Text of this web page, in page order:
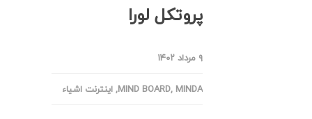
پروتکل لورا
۹ مرداد ۱۴۰۲
MIND BOARD, MINDA
,اینترنت اشیاء